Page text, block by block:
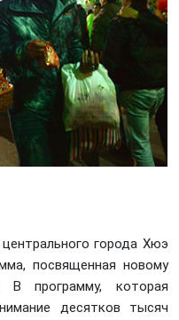
города Хюэ
посвященная новому
программу, которая
десятков тысяч